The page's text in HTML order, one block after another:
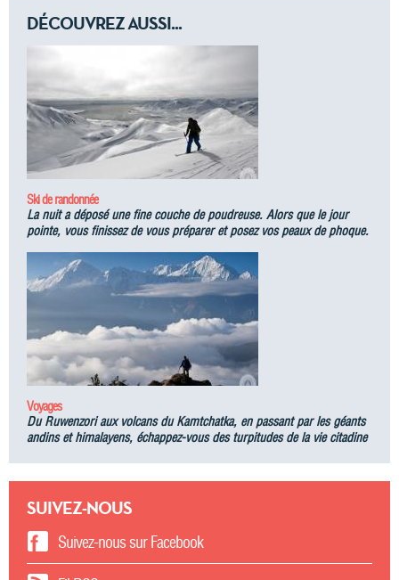
DÉCOUVREZ AUSSI...
Ski de randonnée
La nuit a déposé une fine couche de poudreuse. Alors que le jour
pointe, vous finissez de vous préparer et posez vos peaux de phoque.
Voyages
Du Ruwenzori aux volcans du Kamtchatka, en passant par les géants
andins et himalayens, échappez-vous des turpitudes de la vie citadine
SUIVEZ-NOUS
Suivez-nous sur Facebook